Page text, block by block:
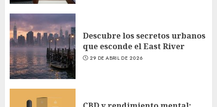
Descubre los secretos urbanos
que esconde el East River
29 DE ABRIL DE 2026